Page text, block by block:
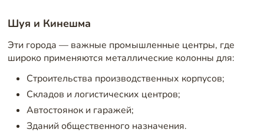
Шуя и Кинешма
Эти города — важные промышленные центры, где
широко применяются металлические колонны для:
Строительства производственных корпусов;
Складов и логистических центров;
Автостоянок и гаражей;
Зданий общественного назначения.